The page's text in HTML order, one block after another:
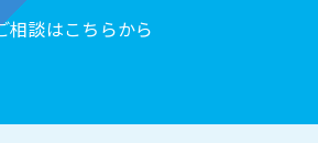
相談はこちらから